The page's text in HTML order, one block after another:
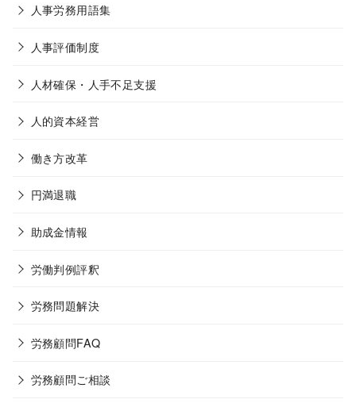
人事労務用語集
人事評価制度
人材確保・人手不足支援
人的資本経営
働き方改革
円満退職
助成金情報
労働判例評釈
労務問題解決
労務顧問FAQ
労務顧問ご相談